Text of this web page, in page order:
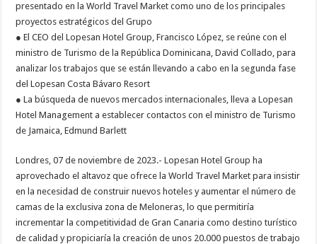
presentado en la World Travel Market como uno de los principales
proyectos estratégicos del Grupo
● El CEO del Lopesan Hotel Group, Francisco López, se reúne con el
ministro de Turismo de la República Dominicana, David Collado, para
analizar los trabajos que se están llevando a cabo en la segunda fase
del Lopesan Costa Bávaro Resort
● La búsqueda de nuevos mercados internacionales, lleva a Lopesan
Hotel Management a establecer contactos con el ministro de Turismo
de Jamaica, Edmund Barlett
Londres, 07 de noviembre de 2023.- Lopesan Hotel Group ha
aprovechado el altavoz que ofrece la World Travel Market para insistir
en la necesidad de construir nuevos hoteles y aumentar el número de
camas de la exclusiva zona de Meloneras, lo que permitiría
incrementar la competitividad de Gran Canaria como destino turístico
de calidad y propiciaría la creación de unos 20.000 puestos de trabajo